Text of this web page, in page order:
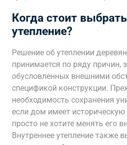
Когда стоит
утепление?
Решение об утеплении
принимается по ряду причин,
обусловленных внешними
спецификой конструкции.
необходимость сохранения
если дом имеет
просто не хотите менять его
Внутреннее утепление также